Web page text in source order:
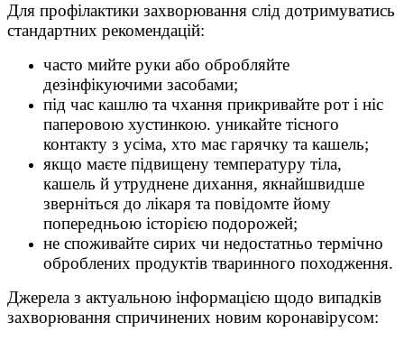
Для профілактики захворювання слід дотримуватись
стандартних рекомендацій:
часто мийте руки або обробляйте
дезінфікуючими засобами;
під час кашлю та чхання прикривайте рот і ніс
паперовою хустинкою. уникайте тісного
контакту з усіма, хто має гарячку та кашель;
якщо маєте підвищену температуру тіла,
кашель й утруднене дихання, якнайшвидше
зверніться до лікаря та повідомте йому
попередньою історією подорожей;
не споживайте сирих чи недостатньо термічно
оброблених продуктів тваринного походження.
Джерела з актуальною інформацією щодо випадків
захворювання спричинених новим коронавірусом: